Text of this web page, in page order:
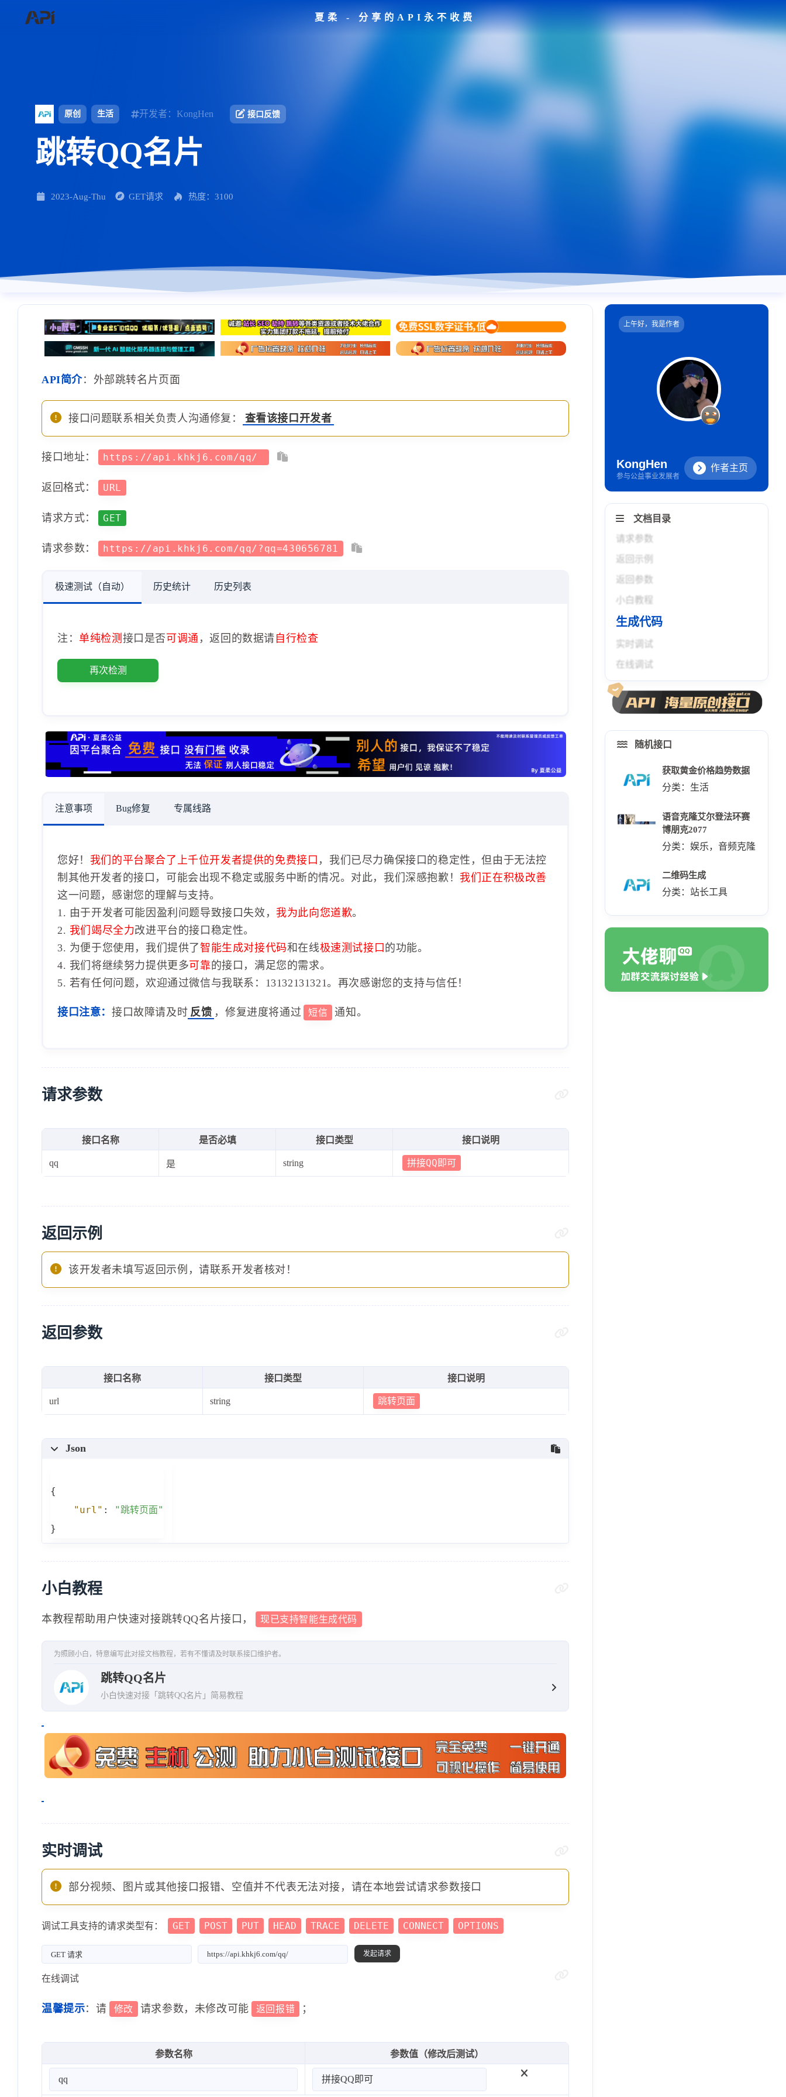
夏柔 - 分享的API永不收费
原创 生活 开发者：KongHen 接口反馈
跳转QQ名片
2023-Aug-Thu GET请求 热度：3100
API简介：外部跳转名片页面
接口问题联系相关负责人沟通修复： 查看该接口开发者
接口地址： https://api.khkj6.com/qq/
返回格式： URL
请求方式： GET
请求参数： https://api.khkj6.com/qq/?qq=430656781
极速测试（自动） 历史统计 历史列表
注： 单纯检测 接口是否可调通 ，返回的数据请 自行检查
再次检测
注意事项 Bug修复 专属线路
您好！ 我们的平台聚合了上千位开发者提供的免费接口 ，我们已尽力确保接口的稳定性，但由于无法控
制其他开发者的接口，可能会出现不稳定或服务中断的情况。对此，我们深感抱歉！ 我们正在积极改善
这一问题，感谢您的理解与支持。
1. 由于开发者可能因盈利问题导致接口失效， 我为此向您道歉。
2. 我们竭尽全力改进平台的接口稳定性。
3. 为便于您使用，我们提供了智能生成对接代码和在线极速测试接口 的功能。
4. 我们将继续努力提供更多可靠的接口，满足您的需求。
5. 若有任何问题，欢迎通过微信与我联系：13132131321。再次感谢您的支持与信任！
接口注意： 接口故障请及时 反馈 ，修复进度将通过 短信 通知。
请求参数
接口名称 是否必填 接口类型 接口说明
qq 是 string 拼接QQ即可
返回示例
该开发者未填写返回示例，请联系开发者核对！
返回参数
接口名称 接口类型 接口说明
url string 跳转页面
Json
{
"url" :
"跳转页面"
}
小白教程
本教程帮助用户快速对接跳转QQ名片接口， 现已支持智能生成代码
为照顾小白，特意编写此对接文档教程，若有不懂请及时联系接口维护者。
跳转QQ名片
小白快速对接「跳转QQ名片」简易教程
实时调试
部分视频、图片或其他接口报错、空值并不代表无法对接，请在本地尝试请求参数接口
调试工具支持的请求类型有： GET POST PUT HEAD TRACE DELETE CONNECT OPTIONS
在线调试
温馨提示：请 修改 请求参数，未修改可能 返回报错 ；
参数名称 参数值（修改后测试）
上午好，我是作者
作者主页
KongHen
参与公益事业发展者
文档目录
请求参数
返回示例
返回参数
小白教程
生成代码
实时调试
在线调试
随机接口
获取黄金价格趋势数据
分类：生活
语音克隆艾尔登法环赛
博朋克2077
分类：娱乐，音频克隆
二维码生成
分类：站长工具